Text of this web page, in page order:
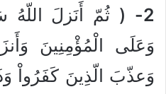
2-
( ثُمّ أَنَزلَ اللّهُ
وَعَلَى الْمُؤْمِنِينَ
وَعذّبَ الّذِينَ كَفَرُواْ